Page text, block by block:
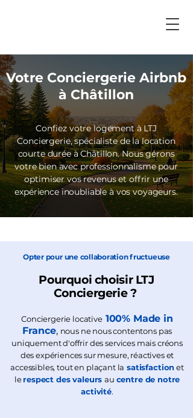
Votre Conciergerie Airbnb
à Châtillon
Confiez votre logement à LTJ
Conciergerie,spécialiste de la location
courte durée à Châtillon. Nous gérons
votre bien avec professionnalisme pour
optimiser vos revenus et offrir une
expérience inoubliable à vos voyageurs.
Opter pour une collaboration fructueuse
Pourquoi choisir LTJ
Conciergerie ?
​​Conciergerie locative 100% Made in
France, nous ne nous contentons pas
uniquement d'offrir des services mais créons
des expériences sur mesure, réactives et
accessibles, tout en plaçant la satisfaction et
lerespect des valeursau centre de notre
activité.